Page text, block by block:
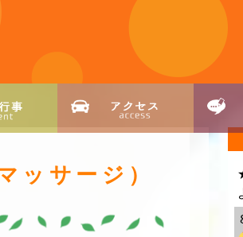
ッサージ）